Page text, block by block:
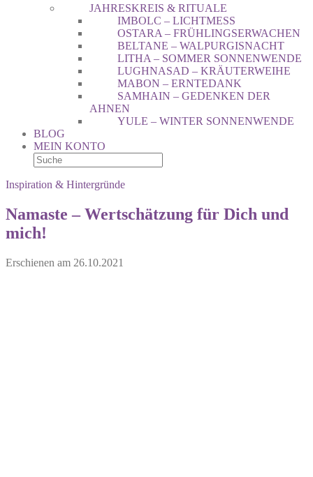
JAHRESKREIS & RITUALE
IMBOLC – LICHTMESS
OSTARA – FRÜHLINGSERWACHEN
BELTANE – WALPURGISNACHT
LITHA – SOMMER SONNENWENDE
LUGHNASAD – KRÄUTERWEIHE
MABON – ERNTEDANK
SAMHAIN – GEDENKEN DER
AHNEN
YULE – WINTER SONNENWENDE
BLOG
MEIN KONTO
Inspiration & Hintergründe
Namaste – Wertschätzung für Dich und
mich!
Erschienen am 26.10.2021